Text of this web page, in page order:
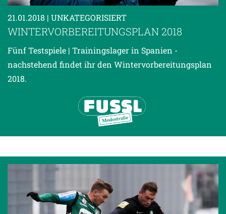
21.01.2018 | UNKATEGORISIERT
WINTERVORBEREITUNGSPLAN 2018
Fünf Testspiele | Trainingslager in Spanien -
nachstehend findet ihr den Wintervorbereitungsplan
2018.